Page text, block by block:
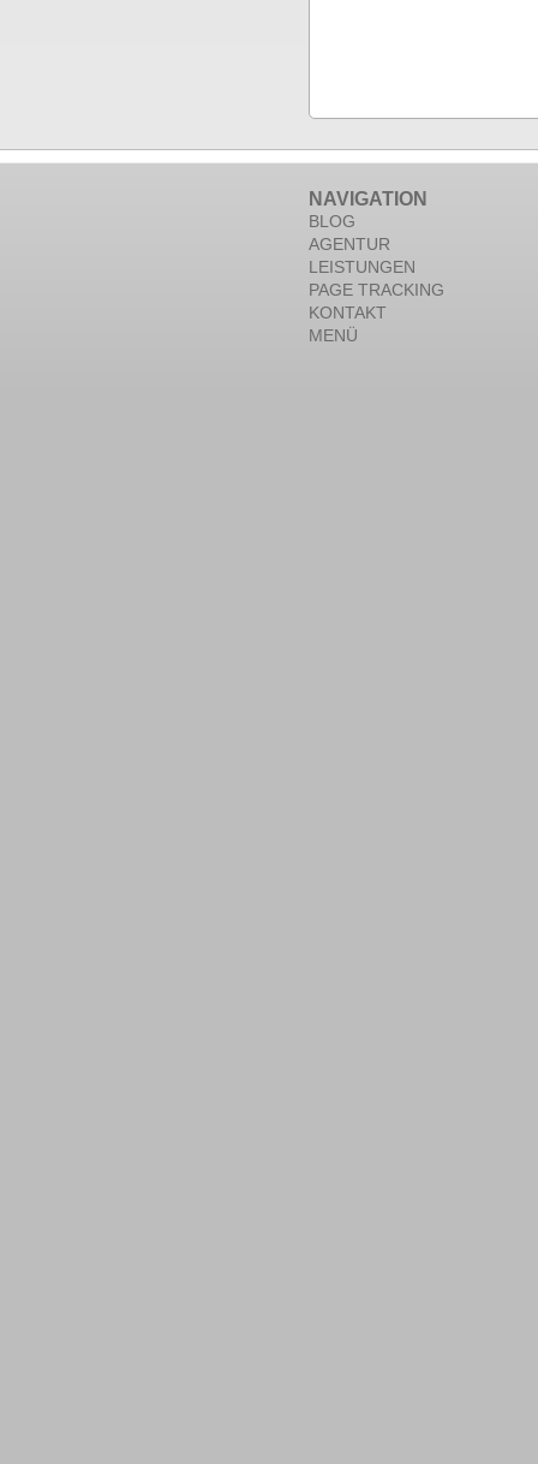
NAVIGATION
BLOG
AGENTUR
LEISTUNGEN
PAGE TRACKING
KONTAKT
MENÜ